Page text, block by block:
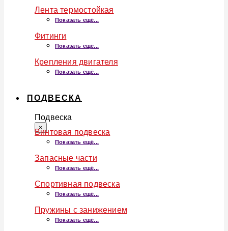
Лента термостойкая
Показать ещё...
Фитинги
Показать ещё...
Крепления двигателя
Показать ещё...
ПОДВЕСКА
Подвеска
×
Винтовая подвеска
Показать ещё...
Запасные части
Показать ещё...
Спортивная подвеска
Показать ещё...
Пружины с занижением
Показать ещё...